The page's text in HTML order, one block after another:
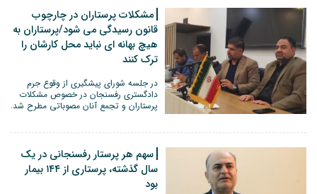
مشکلات پرستاران در چارچوب
قانون رسیدگی می شود/پرستاران به
هیچ بهانه ای نباید محل کارشان را
ترک کنند
در جلسه شورای پیشگیری از وقوع جرم
دادگستری رفسنجان در خصوص مشکلات
پرستاران و تجمع آنان مصوباتی مطرح شد.
سهم هر پرستار رفسنجانی در یک
سال گذشته، پرستاری از ۱۴۴ بیمار
بود